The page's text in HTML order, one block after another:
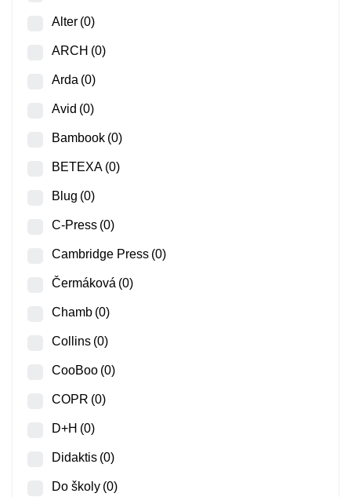
Alter (0)
ARCH (0)
Arda (0)
Avid (0)
Bambook (0)
BETEXA (0)
Blug (0)
C-Press (0)
Cambridge Press (0)
Čermáková (0)
Chamb (0)
Collins (0)
CooBoo (0)
COPR (0)
D+H (0)
Didaktis (0)
Do školy (0)